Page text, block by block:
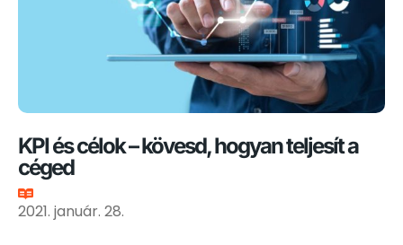
Kapcsolat
KPI és célok – kövesd, hogyan teljesít a
céged
2021. január. 28.